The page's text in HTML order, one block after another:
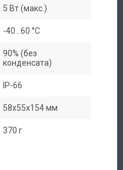
5 Вт (макс.)
-40...60 °C
90% (без
конденсата)
IP-66
58х55x154 мм
370 г